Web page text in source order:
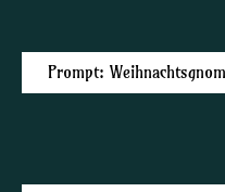
Prompt: